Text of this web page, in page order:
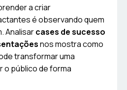
a criar
é observando quem
Analisarcases de sucesso
nos mostra como
transformar uma
o público de forma